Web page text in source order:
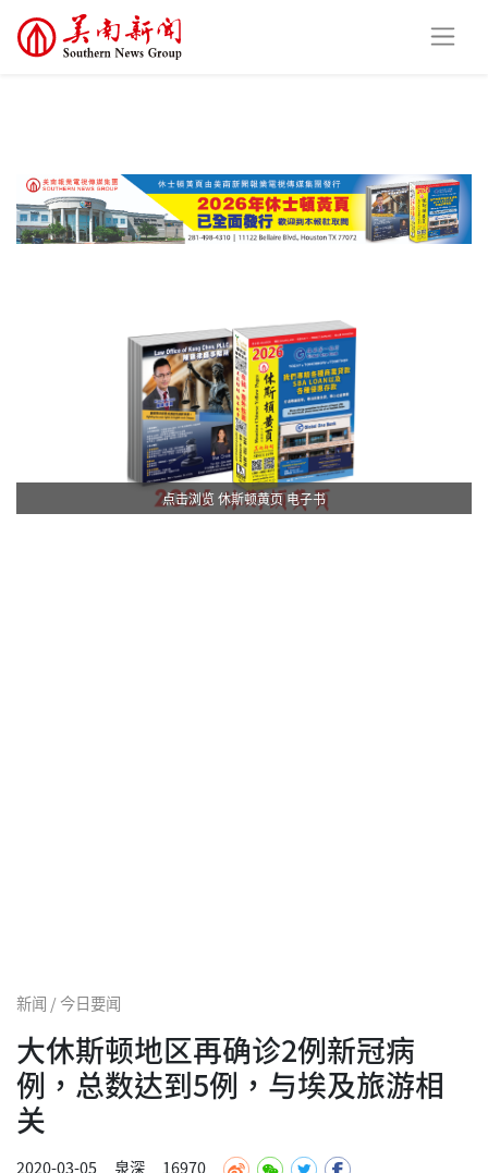
点击浏览 休斯顿黄页 电子书
新闻 / 今日要闻
大休斯顿地区再确诊2例新冠病
例，总数达到5例，与埃及旅游相
关
2020-03-05 泉深 16970